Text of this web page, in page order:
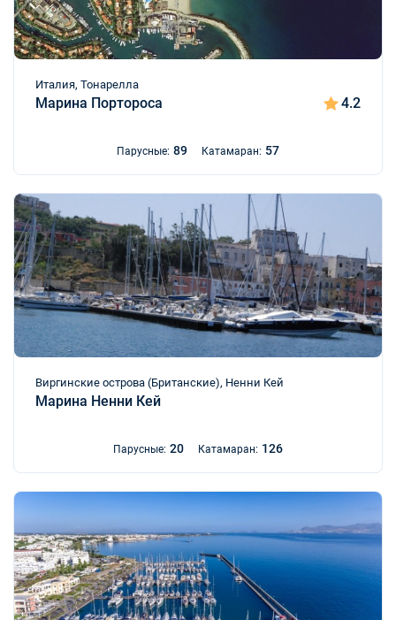
Италия, Тонарелла
Марина Портороса 4.2
Парусные: 89 Катамаран: 57
Виргинские острова (Британские), Ненни Кей
Марина Ненни Кей
Парусные: 20 Катамаран: 126